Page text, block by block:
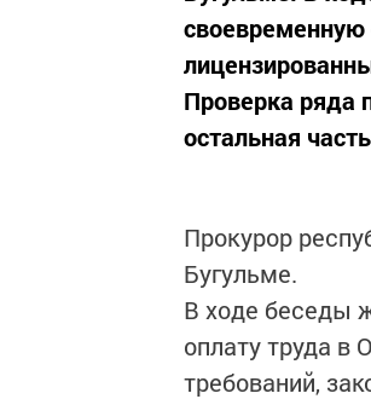
Проверка ряда
остальная
Прокурор
Бугульме.
В ходе беседы
оплату труда в
требований,